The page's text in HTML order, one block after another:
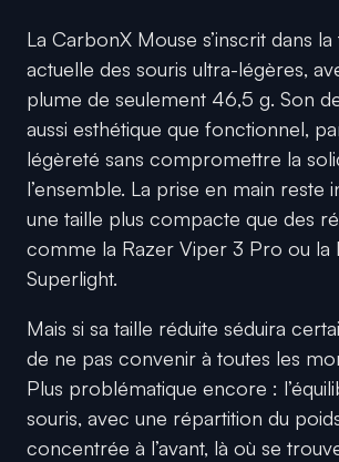
La CarbonX Mouse s’inscrit dans
actuelle des souris ultra-légères,
plume de seulement 46,5 g. Son
aussi esthétique que fonctionnel,
légèreté sans compromettre la
l’ensemble. La prise en main reste
une taille plus compacte que des
comme la Razer Viper 3 Pro ou la
Superlight.
Mais si sa taille réduite séduira
de ne pas convenir à toutes les
Plus problématique encore :
souris, avec une répartition du
concentrée à l’avant, là où se